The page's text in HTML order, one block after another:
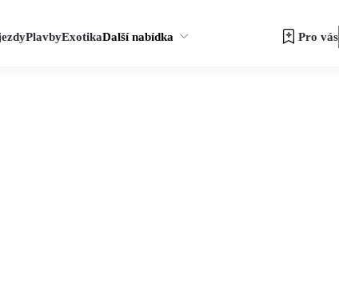
PlavbyExotikaDalší nabídka Pro vás